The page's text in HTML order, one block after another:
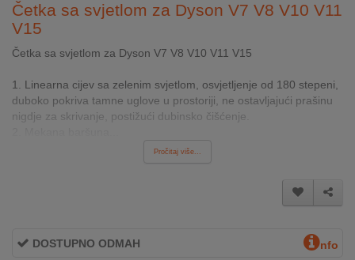
SECURITY
PC
&
GAME
Četka sa svjetlom za Dyson V7 V8 V10 V11
V15
Četka sa svjetlom za Dyson V7 V8 V10 V11 V15
1. Linearna cijev sa zelenim svjetlom, osvjetljenje od 180 stepeni,
duboko pokriva tamne uglove u prostoriji, ne ostavljajući prašinu
nigdje za skrivanje, postižući dubinsko čišćenje.
Pročitaj više...
DOSTUPNO ODMAH nfo